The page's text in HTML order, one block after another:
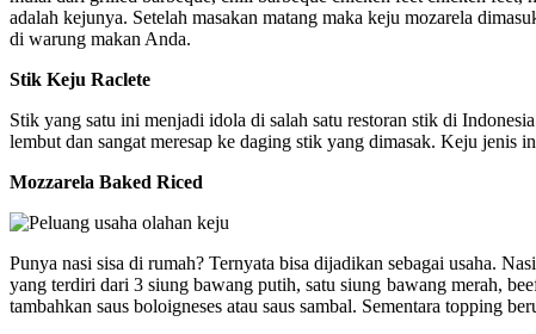
adalah kejunya. Setelah masakan matang maka keju mozarela
di warung makan Anda.
Stik Keju Raclete
Stik yang satu ini menjadi idola di salah satu restoran stik di
lembut dan sangat meresap ke daging stik yang dimasak. Keju jenis
Mozzarela Baked Riced
Punya nasi sisa di rumah? Ternyata bisa dijadikan sebagai usaha.
yang terdiri dari 3 siung bawang putih, satu siung bawang merah,
tambahkan saus boloigneses atau saus sambal. Sementara topping